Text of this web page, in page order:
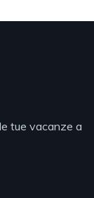
tue vacanze a